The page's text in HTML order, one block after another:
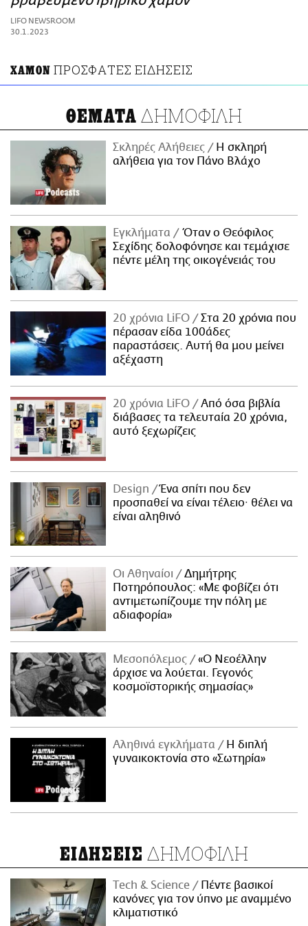
ΑΜΠΑ
PRINT
LIFO NEWSROOM
30.1.2023
ΧΑΜΟΝ ΠΡΟΣΦΑΤΕΣ ΕΙΔΗΣΕΙΣ
ΘΕΜΑΤΑ ΔΗΜΟΦΙΛΗ
Σκληρές Αλήθειες
H σκληρή
αλήθεια για τον Πάνο Βλάχο
Εγκλήματα
Όταν ο Θεόφιλος
Σεχίδης δολοφόνησε και τεμάχισε
πέντε μέλη της οικογένειάς του
20 χρόνια LiFO
Στα 20 χρόνια που
πέρασαν είδα 100άδες
παραστάσεις. Αυτή θα μου μείνει
αξέχαστη
20 χρόνια LiFO
Από όσα βιβλία
διάβασες τα τελευταία 20 χρόνια,
αυτό ξεχωρίζεις
Design
Ένα σπίτι που δεν
προσπαθεί να είναι τέλειο· θέλει να
είναι αληθινό
Οι Αθηναίοι
Δημήτρης
Ποτηρόπουλος: «Με φοβίζει ότι
αντιμετωπίζουμε την πόλη με
αδιαφορία»
Μεσοπόλεμος
«Ο Νεοέλλην
άρχισε να λούεται. Γεγονός
κοσμοϊστορικής σημασίας»
Αληθινά εγκλήματα
Η διπλή
γυναικοκτονία στο «Σωτηρία»
ΕΙΔΗΣΕΙΣ ΔΗΜΟΦΙΛΗ
Τech & Science
Πέντε βασικοί
κανόνες για τον ύπνο με αναμμένο
κλιματιστικό